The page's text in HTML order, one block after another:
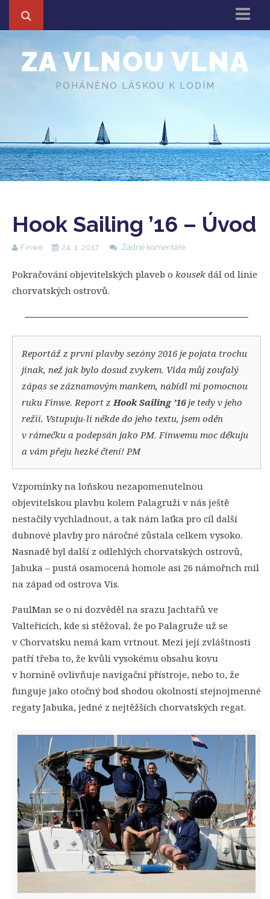
Z cest
About
ZA VLNOU VLNA
POHÁNĚNO LÁSKOU K LODÍM
Hook Sailing ’16 – Úvod
Finwe 24. 1. 2017 Žádné komentáře
Pokračování objevitelských plaveb o kousek dál od linie
chorvatských ostrovů.
Reportáž z první plavby sezóny 2016 je pojata trochu
jinak, než jak bylo dosud zvykem. Vida můj zoufalý
zápas se záznamovým mankem, nabídl mi pomocnou
ruku Finwe. Report zHook Sailing ’16je tedy v jeho
režii. Vstupuju-li někde do jeho textu, jsem oděn
v rámečku a podepsán jako PM. Finwemu moc děkuju
a vám přeju hezké čtení! PM
Vzpomínky na loňskou nezapomenutelnou
objevitelskou plavbu kolem Palagruži v nás ještě
nestačily vychladnout, a tak nám laťka pro cíl další
dubnové plavby pro náročné zůstala celkem vysoko.
Nasnadě byl další z odlehlých chorvatských ostrovů,
Jabuka – pustá osamocená homole asi 26 námořnch mil
na západ od ostrova Vis.
PaulMan se o ní dozvěděl na srazu Jachtařů ve
Valteřicích, kde si stěžoval, že po Palagruže už se
v Chorvatsku nemá kam vrtnout. Mezi její zvláštnosti
patří třeba to, že kvůli vysokému obsahu kovu
v hornině ovlivňuje navigační přístroje, nebo to, že
funguje jako otočný bod shodou okolností stejnojmenné
regaty Jabuka, jedné z nejtěžších chorvatských regat.